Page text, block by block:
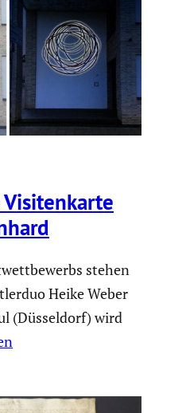
stehen
Heike Weber
(Düsseldorf) wird